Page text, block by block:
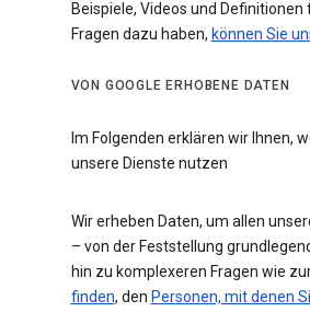
Beispiele, Videos und Definitionen
Fragen dazu haben, können Sie
VON GOOGLE ERHOBENE DATEN
Im Folgenden erklären wir Ihnen,
unsere Dienste nutzen
Wir erheben Daten, um allen
– von der Feststellung
hin zu komplexeren Fragen wie
finden, den Personen, mit denen